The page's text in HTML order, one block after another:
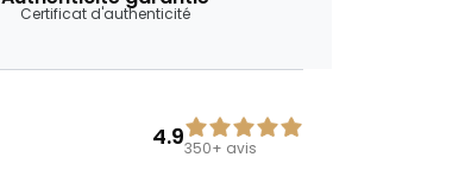
Certificat d'authenticité
4.9350+ avis